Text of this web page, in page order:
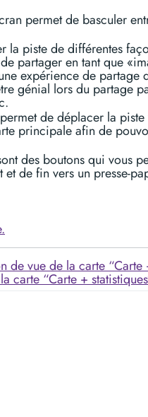
permet de basculer
la piste de différentes
partager en tant que
expérience de partage
génial lors du partage
de déplacer la piste
principale afin de
des boutons qui vous
de fin vers un presse-
de vue de la carte “Carte
carte “Carte +